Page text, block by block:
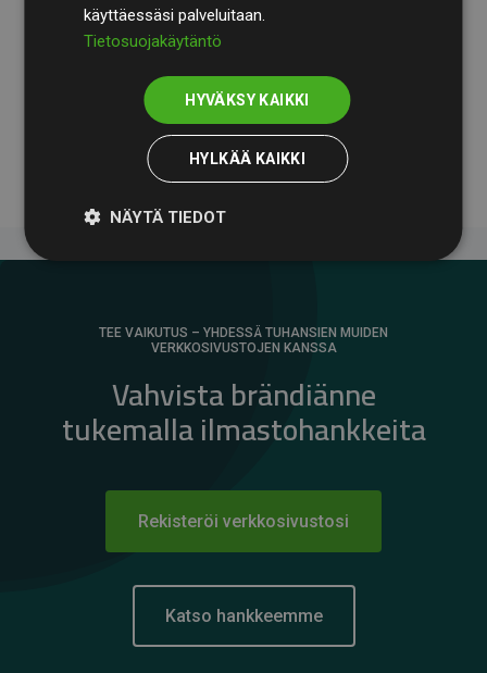
Heidän tarkastuksensa osoittavat, että investoinnit
ilmastohankkeisiin kompensoivat keskimäärin
arvioiduista CO₂-päästöistä
jäsenverkkosivustoilla –
selkeä todiste toimintatapamme todellisesta
TEE VAIKUTUS – YHDESSÄ TUHANSIEN MUIDEN
VERKKOSIVUSTOJEN KANSSA
Vahvista brändiänne
tukemalla ilmastohankkeita
Rekisteröi verkkosivustosi
Katso hankkeemme
käyttäessäsi palveluitaan.
Tietosuojakäytäntö
HYVÄKSY KAIKKI
HYLKÄÄ KAIKKI
NÄYTÄ TIEDOT